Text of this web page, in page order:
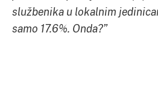
službenika u lokalnim
samo 17.6%. Onda?”